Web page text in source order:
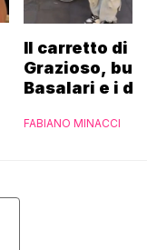
Il carretto di
Grazioso,
Basalari e i
Ferrero”
FABIANO MINACCI